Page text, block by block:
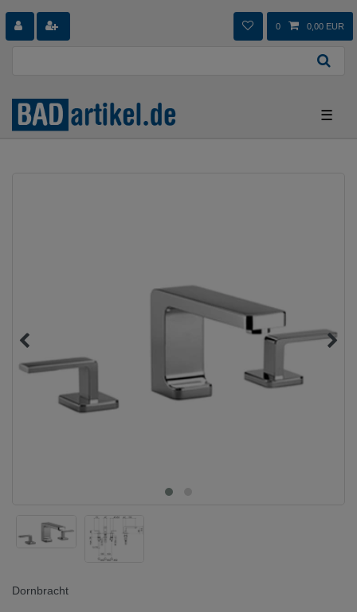
0 0,00 EUR
☰
Dornbracht